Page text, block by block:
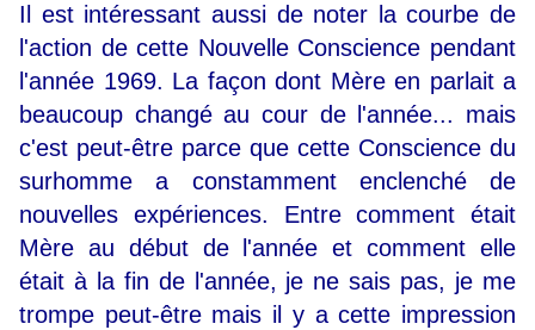
Il est intéressant aussi de noter la courbe de
l'action de cette Nouvelle Conscience pendant
l'année 1969. La façon dont Mère en parlait a
beaucoup changé au cour de l'année... mais
c'est peut-être parce que cette Conscience du
surhomme a constamment enclenché de
nouvelles expériences. Entre comment était
Mère au début de l'année et comment elle
était à la fin de l'année, je ne sais pas, je me
trompe peut-être mais il y a cette impression